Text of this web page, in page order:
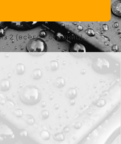
2 (всего 1 страниц)